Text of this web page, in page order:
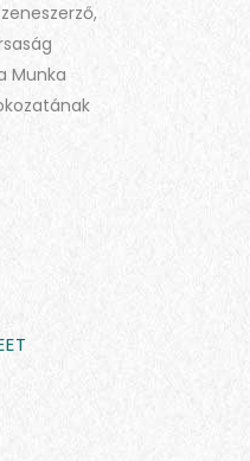
Munka